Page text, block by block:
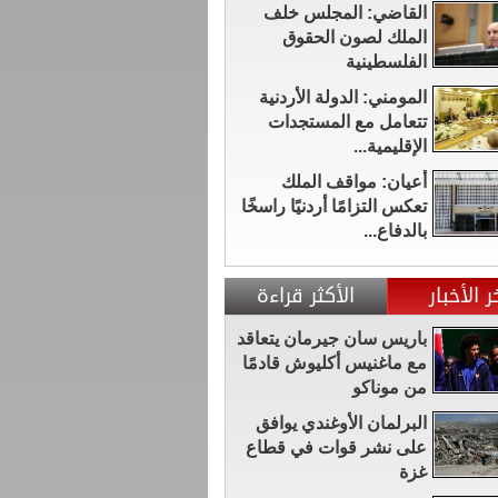
القاضي: المجلس خلف
الملك لصون الحقوق
الفلسطينية
المومني: الدولة الأردنية
تتعامل مع المستجدات
الإقليمية...
أعيان: مواقف الملك
تعكس التزامًا أردنيًا راسخًا
بالدفاع...
الأخبار الأكثر قراءة
باريس سان جيرمان يتعاقد
مع ماغنيس أكليوش قادمًا
من موناكو
البرلمان الأوغندي يوافق
على نشر قوات في قطاع
غزة